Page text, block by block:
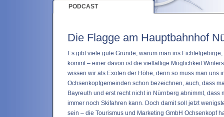
PODCAST
Die Flagge am Hauptbahnhof
Es gibt viele gute Gründe, warum man ins
kommt – einer davon ist die vielfältige Möglichkeit
wissen wir als Exoten der Höhe, denn so muss man uns
Ochsenkopfgemeinden schon bezeichnen, auch, dass
Bayreuth und erst recht nicht in Nürnberg abnimmt, dass
immer noch Skifahren kann. Doch damit soll jetzt
sein – die Tourismus und Marketing GmbH Ochsenkopf